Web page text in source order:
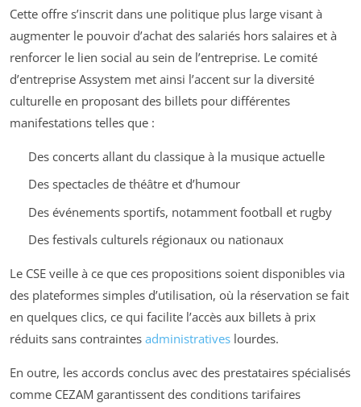
Cette offre s’inscrit dans une politique plus large visant à
augmenter le pouvoir d’achat des salariés hors salaires et à
renforcer le lien social au sein de l’entreprise. Le comité
d’entreprise Assystem met ainsi l’accent sur la diversité
culturelle en proposant des billets pour différentes
manifestations telles que :
Des concerts allant du classique à la musique actuelle
Des spectacles de théâtre et d’humour
Des événements sportifs, notamment football et rugby
Des festivals culturels régionaux ou nationaux
Le CSE veille à ce que ces propositions soient disponibles via
des plateformes simples d’utilisation, où la réservation se fait
en quelques clics, ce qui facilite l’accès aux billets à prix
réduits sans contraintes administratives lourdes.
En outre, les accords conclus avec des prestataires spécialisés
comme CEZAM garantissent des conditions tarifaires